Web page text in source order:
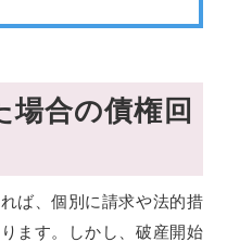
場合の債権回
ば、個別に請求や法的措
ます。しかし、破産開始